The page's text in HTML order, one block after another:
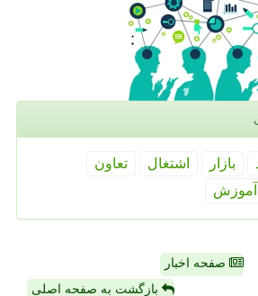
بازار اشتغال
تعاون
آموزش
صفحه اخبار
بازگشت به صفحه اصلی